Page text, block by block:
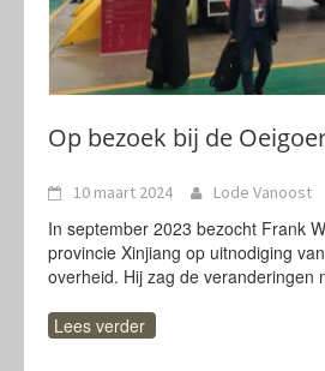
Op bezoek bij de
10 maart 2024 Lode Vanoost
In september 2023 bezocht Frank
provincie Xinjiang op uitnodiging
overheid. Hij zag de veranderingen
Lees verder